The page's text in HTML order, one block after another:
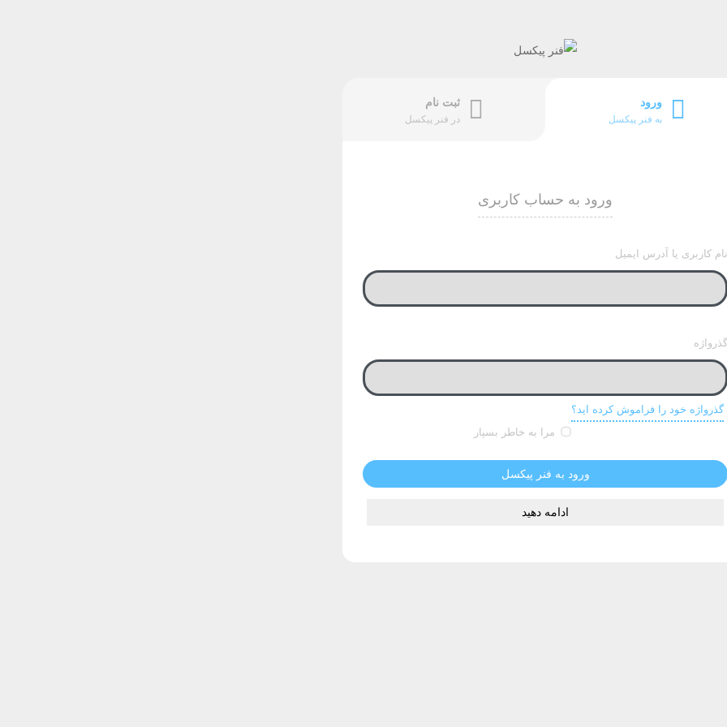
ورود
به فنر پیکسل
ثبت نام
در فنر پیکسل
ورود به حساب کاربری
نام کاربری یا آدرس ایمیل
گذرواژه
گذرواژه خود را فراموش کرده اید؟
مرا به خاطر بسپار
ورود به فنر پیکسل
ادامه دهید